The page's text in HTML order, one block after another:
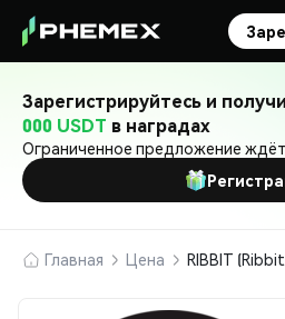
Зарегистрируйтесь и
000 USDT в наградах
Ограниченное предложение
Главная Цена RIBBIT